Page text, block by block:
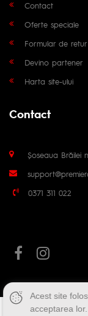
Contact
Oferte speciale
Formular de retur
Devino partener
Harta site-ului
Contact
Șoseaua Brăilei
0371 311 022
Acest site
acceptarea lor.